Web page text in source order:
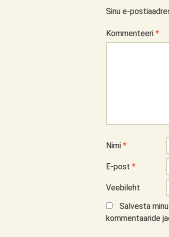
Sinu e-
Kommenteeri *
Nimi *
E-post *
Veebileht
Salvesta
kommentaaride